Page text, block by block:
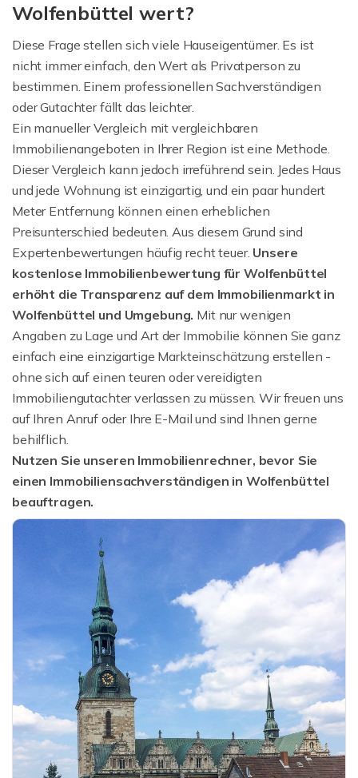
Wolfenbüttel wert?
Diese Frage stellen sich viele Hauseigentümer. Es ist
nicht immer einfach, den Wert als Privatperson zu
bestimmen. Einem professionellen Sachverständigen
oder Gutachter fällt das leichter.
Ein manueller Vergleich mit vergleichbaren
Immobilienangeboten in Ihrer Region ist eine Methode.
Dieser Vergleich kann jedoch irreführend sein. Jedes Haus
und jede Wohnung ist einzigartig, und ein paar hundert
Meter Entfernung können einen erheblichen
Preisunterschied bedeuten. Aus diesem Grund sind
Expertenbewertungen häufig recht teuer. Unsere
kostenlose Immobilienbewertung für Wolfenbüttel
erhöht die Transparenz auf dem Immobilienmarkt in
Wolfenbüttel und Umgebung. Mit nur wenigen
Angaben zu Lage und Art der Immobilie können Sie ganz
einfach eine einzigartige Markteinschätzung erstellen -
ohne sich auf einen teuren oder vereidigten
Immobiliengutachter verlassen zu müssen. Wir freuen uns
auf Ihren Anruf oder Ihre E-Mail und sind Ihnen gerne
behilflich.
Nutzen Sie unseren Immobilienrechner, bevor Sie
einen Immobiliensachverständigen in Wolfenbüttel
beauftragen.